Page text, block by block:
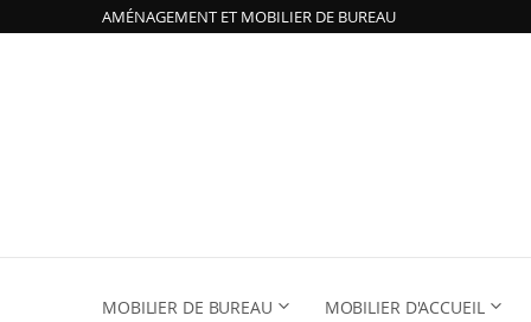
AMÉNAGEMENT ET MOBILIER DE BUREAU
MOBILIER DE BUREAU MOBILIER D'ACCUEIL